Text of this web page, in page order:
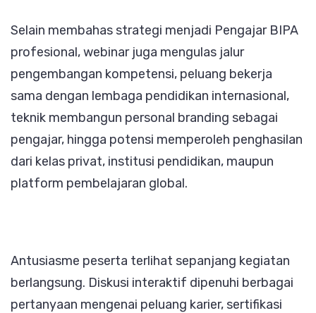
Selain membahas strategi menjadi Pengajar BIPA
profesional, webinar juga mengulas jalur
pengembangan kompetensi, peluang bekerja
sama dengan lembaga pendidikan internasional,
teknik membangun personal branding sebagai
pengajar, hingga potensi memperoleh penghasilan
dari kelas privat, institusi pendidikan, maupun
platform pembelajaran global.
Antusiasme peserta terlihat sepanjang kegiatan
berlangsung. Diskusi interaktif dipenuhi berbagai
pertanyaan mengenai peluang karier, sertifikasi